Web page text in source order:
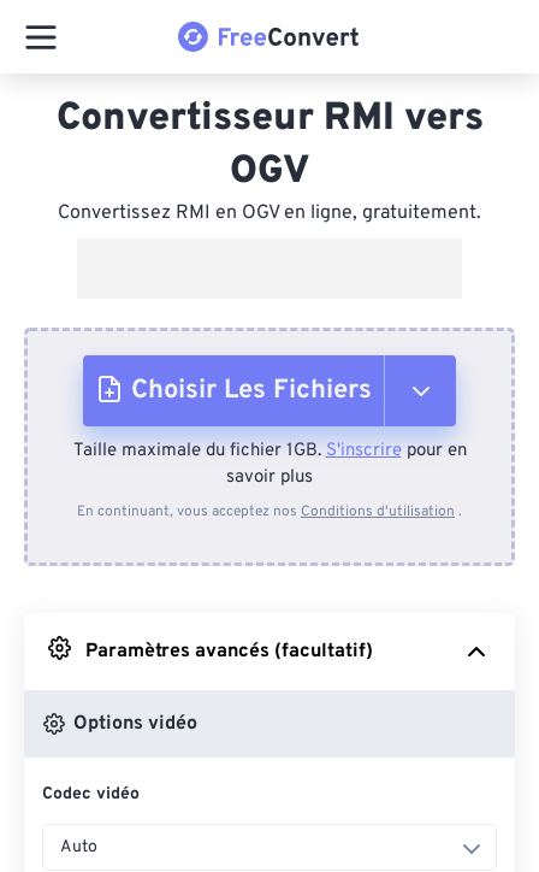
Convertisseur RMI vers
OGV
Convertissez RMI en OGV en ligne, gratuitement.
Choisir Les Fichiers
Depuis l'appareil
Depuis Google Drive
Depuis OneDrive
Taille maximale du fichier 1GB.S'inscrirepour en
savoir plus
En continuant, vous acceptez nos Conditions d'utilisation .
Paramètres avancés (facultatif)
Options vidéo
Codec vidéo
Auto